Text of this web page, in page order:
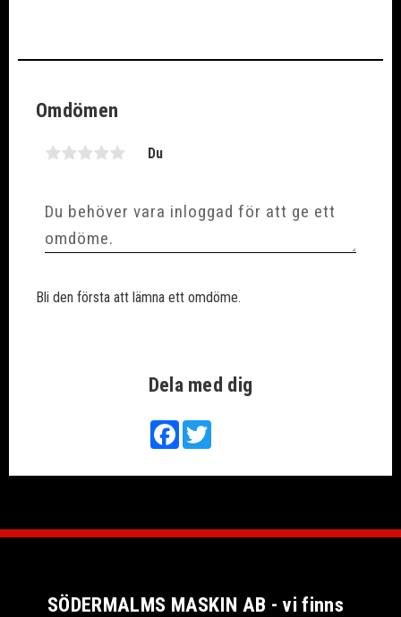
Dela med dig
FacebookTwitter
Omdömen
Du
Bli den första att lämna ett omdöme.
SÖDERMALMS MASKIN AB - vi finns